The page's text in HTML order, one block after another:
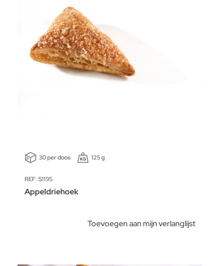
30 per doos 125 g
REF: S1195
Appeldriehoek
Toevoegen aan mijn verlanglijst